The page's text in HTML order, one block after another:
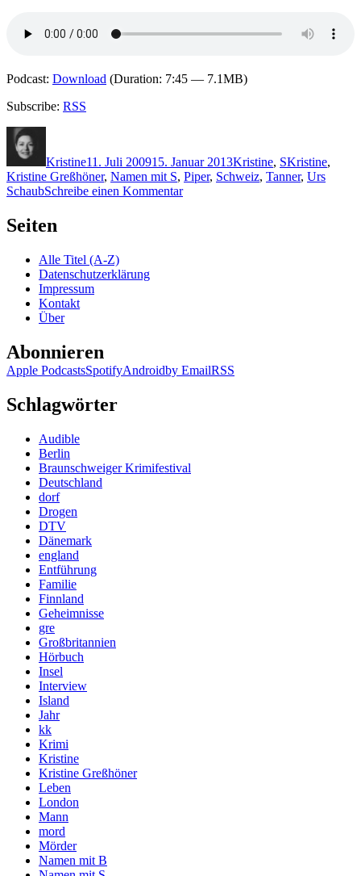
Podcast: Download (Duration: 7:45 — 7.1MB)
Subscribe: RSS
Kristine11. Juli 200915. Januar 2013Kristine, SKristine,
Kristine Greßhöner, Namen mit S, Piper, Schweiz, Tanner, Urs
SchaubSchreibe einen Kommentarzu
Seiten
Alle Titel (A-Z)
Datenschutzerklärung
Impressum
Kontakt
Über
Abonnieren
Apple PodcastsSpotifyAndroidby EmailRSS
Schlagwörter
Audible
Berlin
Braunschweiger Krimifestival
Deutschland
dorf
Drogen
DTV
Dänemark
england
Entführung
Familie
Finnland
Geheimnisse
gre
Großbritannien
Hörbuch
Insel
Interview
Island
Jahr
kk
Krimi
Kristine
Kristine Greßhöner
Leben
London
Mann
mord
Mörder
Namen mit B